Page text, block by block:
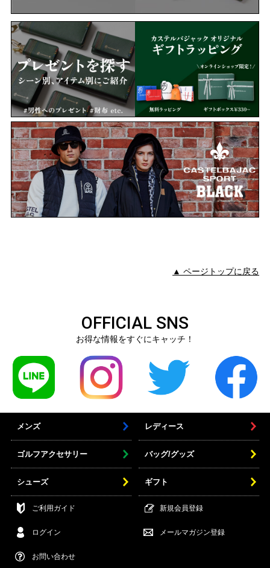
▲ ページトップに戻る
OFFICIAL SNS
お得な情報をすぐにキャッチ！
メンズ レディース
ゴルフアクセサリー バッグ/グッズ
シューズ ギフト
ご利用ガイド 新規会員登録
ログイン メールマガジン登録
お問い合わせ